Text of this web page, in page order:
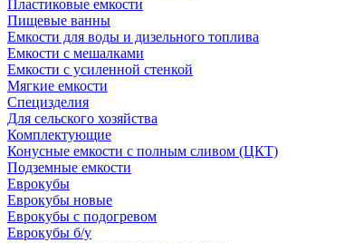
Пластиковые емкости
Пищевые ванны
Емкости для воды и дизельного топлива
Емкости с мешалками
Емкости с усиленной стенкой
Мягкие емкости
Специзделия
Для сельского хозяйства
Комплектующие
Конусные емкости с полным сливом (ЦКТ)
Подземные емкости
Еврокубы
Еврокубы новые
Еврокубы с подогревом
Еврокубы б/у